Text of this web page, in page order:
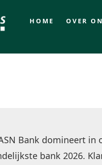
HOME OVER
Bank domineert in
bank 2026.